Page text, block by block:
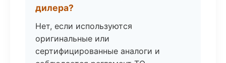
дилера?
Нет, если используются
оригинальные или
сертифицированные аналоги и